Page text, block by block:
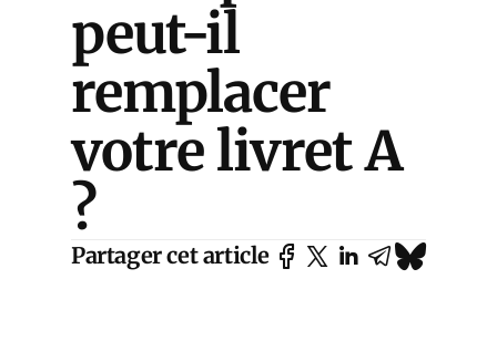
peut-il
remplacer
votre livret A
?
Partager cet article